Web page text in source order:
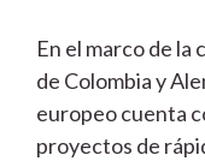
En el marco de
de Colombia y
europeo cuenta
proyectos de